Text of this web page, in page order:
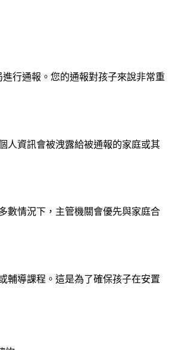
行通報。您的通報對孩子來說非常重
人資訊會被洩露給被通報的家庭或其
數情況下，主管機關會優先與家庭合
輔導課程。這是為了確保孩子在安置